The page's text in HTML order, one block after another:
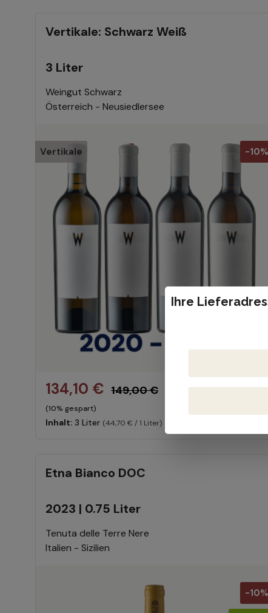
Vertikale: Schwarz Weiß
3 Liter
Weingut Schwarz
Österreich - Neusiedlersee
-10%
Vertikale
134,10 € 149,00 €
(10% gespart)
Inhalt: 3 Liter (44,70 € / 1 Liter)
Etna Bianco DOC
2023 | 0.75 Liter
Tenuta delle Terre Nere
Italien - Sizilien
-10%
Ihre